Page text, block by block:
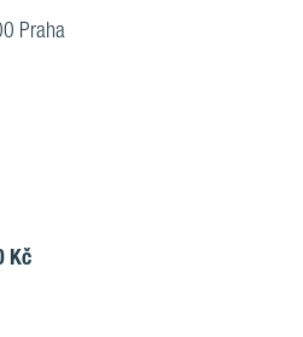
Praha
Kč